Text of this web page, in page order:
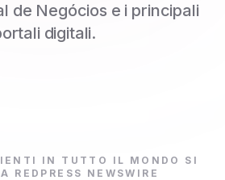
de Negócios e i principali
digitali.
IN TUTTO IL MONDO SI
REDPRESS NEWSWIRE